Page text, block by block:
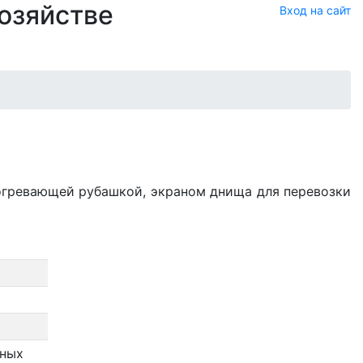
Вход на сайт
рубашкой, экраном днища для перевозки